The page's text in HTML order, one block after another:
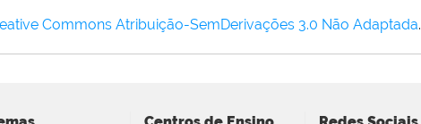
Commons Atribuição-SemDerivações 3.0 Não Adaptada.